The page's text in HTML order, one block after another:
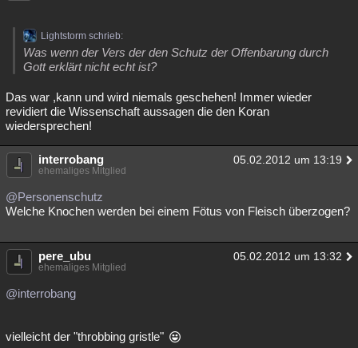
Lightstorm schrieb:
Was wenn der Vers der den Schutz der Offenbarung durch
Gott erklärt nicht echt ist?
Das war ,kann und wird niemals geschehen! Immer wieder
revidiert die Wissenschaft aussagen die den Koran
wiedersprechen!
interrobang 05.02.2012 um 13:19
ehemaliges Mitglied
@Personenschutz
Welche Knochen werden bei einem Fötus von Fleisch überzogen?
pere_ubu 05.02.2012 um 13:32
ehemaliges Mitglied
@interrobang
vielleicht der "throbbing gristle"